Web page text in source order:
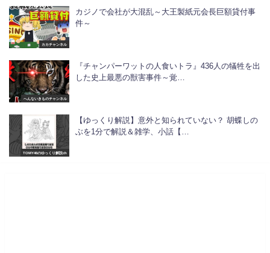
カカチャンネル
カジノで会社が大混乱～大王製紙元会長巨額貸付事
件～
へんないきものチャンネル
『チャンパーワットの人食いトラ』436人の犠牲を出
した史上最悪の獣害事件～覚…
TOMY46のゆっくり解説ch
【ゆっくり解説】意外と知られていない？ 胡蝶しの
ぶを1分で解説＆雑学、小話【…